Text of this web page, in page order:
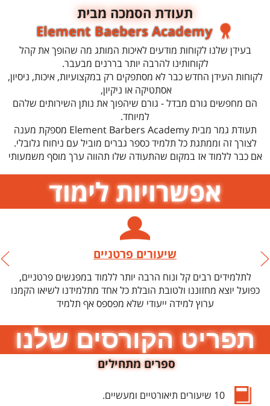
תעודת הסמכה מבית
Element Baebers Academy
בעידן שלנו לקוחות מודעים לאיכות המותג מה שהופך את קהל
לקוחותינו להרבה יותר בררנים מבעבר.
לקוחות העידן החדש כבר לא מסתפקים רק במקצועיות, איכות, ניסיון,
אסתטיקה או ניקיון,
הם מחפשים גורם מבדל - גורם שיהפוך את נותן השירותים שלהם
למיוחד.
תעודת גמר מבית Element Barbers Academy מספקת מענה
לצורך זה וממתגת כל תלמיד כספר גברים מוביל עם ניחוח גלובלי.
אם כבר ללמוד אז במקום שהתעודה שלו תהווה ערך מוסף משמעותי
אפשרויות לימוד
שיעורים פרטניים
לתלמידים רבים קל ונוח הרבה יותר ללמוד במפגשים פרטניים,
כפועל יוצא מחזוננו ולטובת הובלת כל אחד מתלמידנו לשיאו הקמנו
ערוץ למידה ייעודי שלא מפספס אף תלמיד
תפריט הקורסים שלנו
ספרים מתחילים